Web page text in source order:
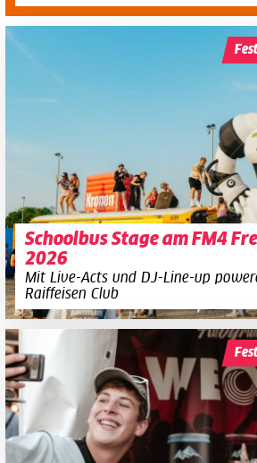
Schoolbus Stage am FM4
2026
Mit Live-Acts und DJ-Line-up
Raiffeisen Club